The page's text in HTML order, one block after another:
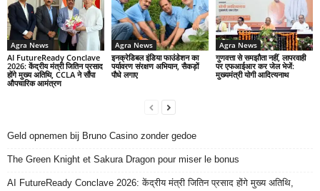
Agra News
AI FutureReady Conclave
2026: केंद्रीय मंत्री जितिन प्रसाद
होंगे मुख्य अतिथि, CCLA ने सौंपा
औपचारिक आमंत्रण
Agra News
इनक्रेडिबल इंडिया फाउंडेशन का
पर्यावरण संरक्षण अभियान, सैकड़ों
पौधे लगाए
Agra News
गुणवत्ता से समझौता नहीं, लापरवाही
पर एफआईआर कर जेल भेजें:
मुख्यमंत्री योगी आदित्यनाथ
Geld opnemen bij Bruno Casino zonder gedoe
The Green Knight et Sakura Dragon pour miser le bonus
AI FutureReady Conclave 2026: केंद्रीय मंत्री जितिन प्रसाद होंगे मुख्य अतिथि,